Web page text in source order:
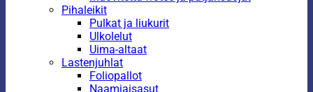
Pihaleikit
Pulkat ja liukurit
Ulkolelut
Uima-altaat
Lastenjuhlat
Foliopallot
Naamiaisasut